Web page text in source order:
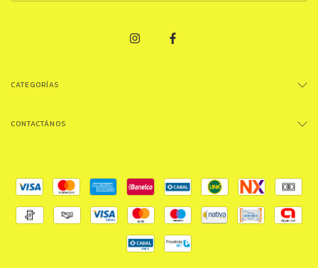
CATEGORÍAS
CONTACTÁNOS